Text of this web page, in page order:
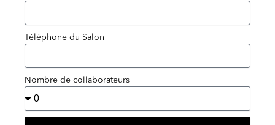
Téléphone du Salon
Nombre de collaborateurs